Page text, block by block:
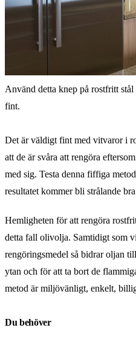
Använd detta knep på rostfritt
fint.
Det är väldigt fint med vitvaror i
att de är svåra att rengöra
med sig. Testa denna fiffiga
resultatet kommer bli strålande
Hemligheten för att rengöra
detta fall olivolja. Samtidigt som
rengöringsmedel så bidrar oljan
ytan och för att ta bort de
metod är miljövänligt, enkelt,
Du behöver